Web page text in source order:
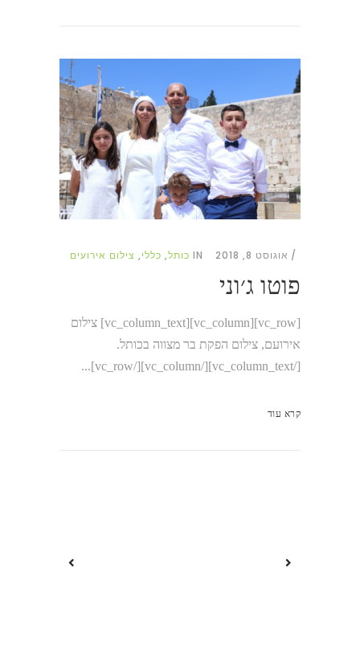
אוגוסט 8, 2018 IN כותל, כללי, צילום אירועים
פוטו ג׳וני
[vc_row][vc_column][vc_column_text] צילום
אירועם, צילום הפקת בר מצווה בכותל.
[/vc_column_text][/vc_column][/vc_row]...
קרא עוד